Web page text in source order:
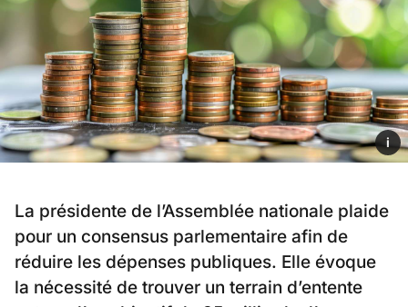
i
La présidente de l’Assemblée nationale plaide
pour un consensus parlementaire afin de
réduire les dépenses publiques. Elle évoque
la nécessité de trouver un terrain d’entente